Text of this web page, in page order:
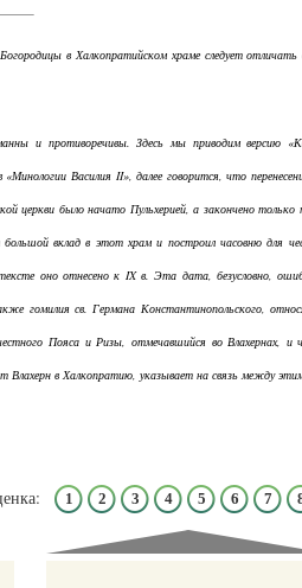
в Халкопратийском храме следует
и противоречивы. Здесь мы приводим версию
Василия II», далее говорится, что
церкви было начато Пульхерией, а закончено
вклад в этот храм и построил часовню для
оно отнесено к IX в. Эта дата, безусловно,
гомилия св. Германа Константинопольского,
Пояса и Ризы, отмечавшийся во
в Халкопратию, указывает на связь между
1 2 3 4 5 6 7